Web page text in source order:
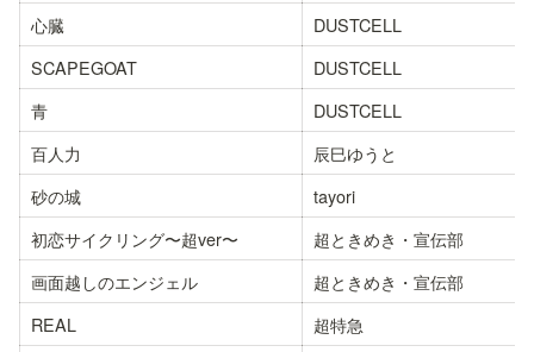
心臓
DUSTCELL
SCAPEGOAT
DUSTCELL
青
DUSTCELL
百人力
辰巳ゆうと
砂の城
tayori
初恋サイクリング〜超ver〜
超ときめき・宣伝部
画面越しのエンジェル
超ときめき・宣伝部
REAL
超特急